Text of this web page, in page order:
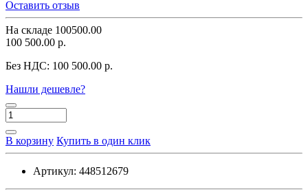
Оставить отзыв
На складе 100500.00
100 500.00 р.
Без НДС: 100 500.00 р.
Нашли дешевле?
В корзину Купить в один клик
Артикул: 448512679